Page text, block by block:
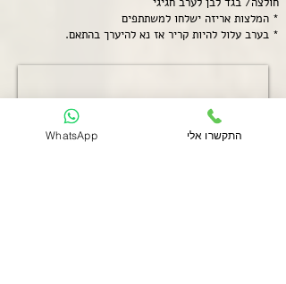
* המלצות אריזה ישלחו למשתתפים
* בערב עלול להיות קריר אז נא להיערך בהתאם.
WhatsApp התקשרו אלי